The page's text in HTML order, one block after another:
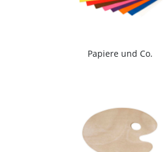
Papiere und Co.